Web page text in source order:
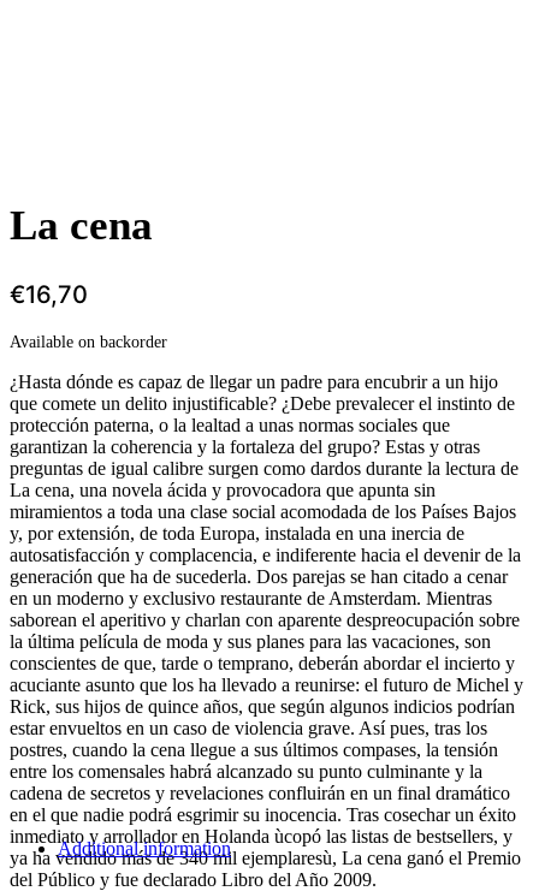
La cena
€16,70
Available on backorder
¿Hasta dónde es capaz de llegar un padre para encubrir a un hijo
que comete un delito injustificable? ¿Debe prevalecer el instinto de
protección paterna, o la lealtad a unas normas sociales que
garantizan la coherencia y la fortaleza del grupo? Estas y otras
preguntas de igual calibre surgen como dardos durante la lectura de
La cena, una novela ácida y provocadora que apunta sin
miramientos a toda una clase social acomodada de los Países Bajos
y, por extensión, de toda Europa, instalada en una inercia de
autosatisfacción y complacencia, e indiferente hacia el devenir de la
generación que ha de sucederla. Dos parejas se han citado a cenar
en un moderno y exclusivo restaurante de Amsterdam. Mientras
saborean el aperitivo y charlan con aparente despreocupación sobre
la última película de moda y sus planes para las vacaciones, son
conscientes de que, tarde o temprano, deberán abordar el incierto y
acuciante asunto que los ha llevado a reunirse: el futuro de Michel y
Rick, sus hijos de quince años, que según algunos indicios podrían
estar envueltos en un caso de violencia grave. Así pues, tras los
postres, cuando la cena llegue a sus últimos compases, la tensión
entre los comensales habrá alcanzado su punto culminante y la
cadena de secretos y revelaciones confluirán en un final dramático
en el que nadie podrá esgrimir su inocencia. Tras cosechar un éxito
inmediato y arrollador en Holanda ùcopó las listas de bestsellers, y
ya ha vendido más de 340 mil ejemplaresù, La cena ganó el Premio
del Público y fue declarado Libro del Año 2009.
Additional information